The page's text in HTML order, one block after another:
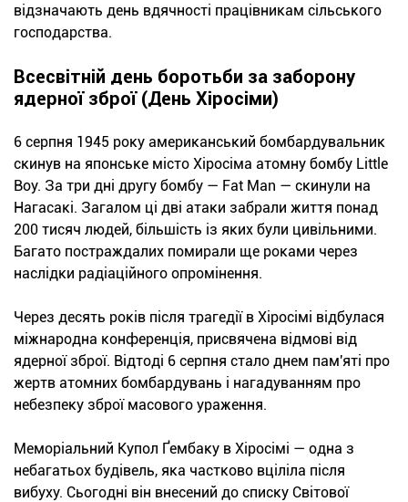
відзначають день вдячності працівникам сільського
господарства.
Всесвітній день боротьби за заборону
ядерної зброї (День Хіросіми)
6 серпня 1945 року американський бомбардувальник
скинув на японське місто Хіросіма атомну бомбу Little
Boy. За три дні другу бомбу — Fat Man — скинули на
Нагасакі. Загалом ці дві атаки забрали життя понад
200 тисяч людей, більшість із яких були цивільними.
Багато постраждалих помирали ще роками через
наслідки радіаційного опромінення.
Через десять років після трагедії в Хіросімі відбулася
міжнародна конференція, присвячена відмові від
ядерної зброї. Відтоді 6 серпня стало днем пам'яті про
жертв атомних бомбардувань і нагадуванням про
небезпеку зброї масового ураження.
Меморіальний Купол Ґембаку в Хіросімі — одна з
небагатьох будівель, яка частково вціліла після
вибуху. Сьогодні він внесений до списку Світової